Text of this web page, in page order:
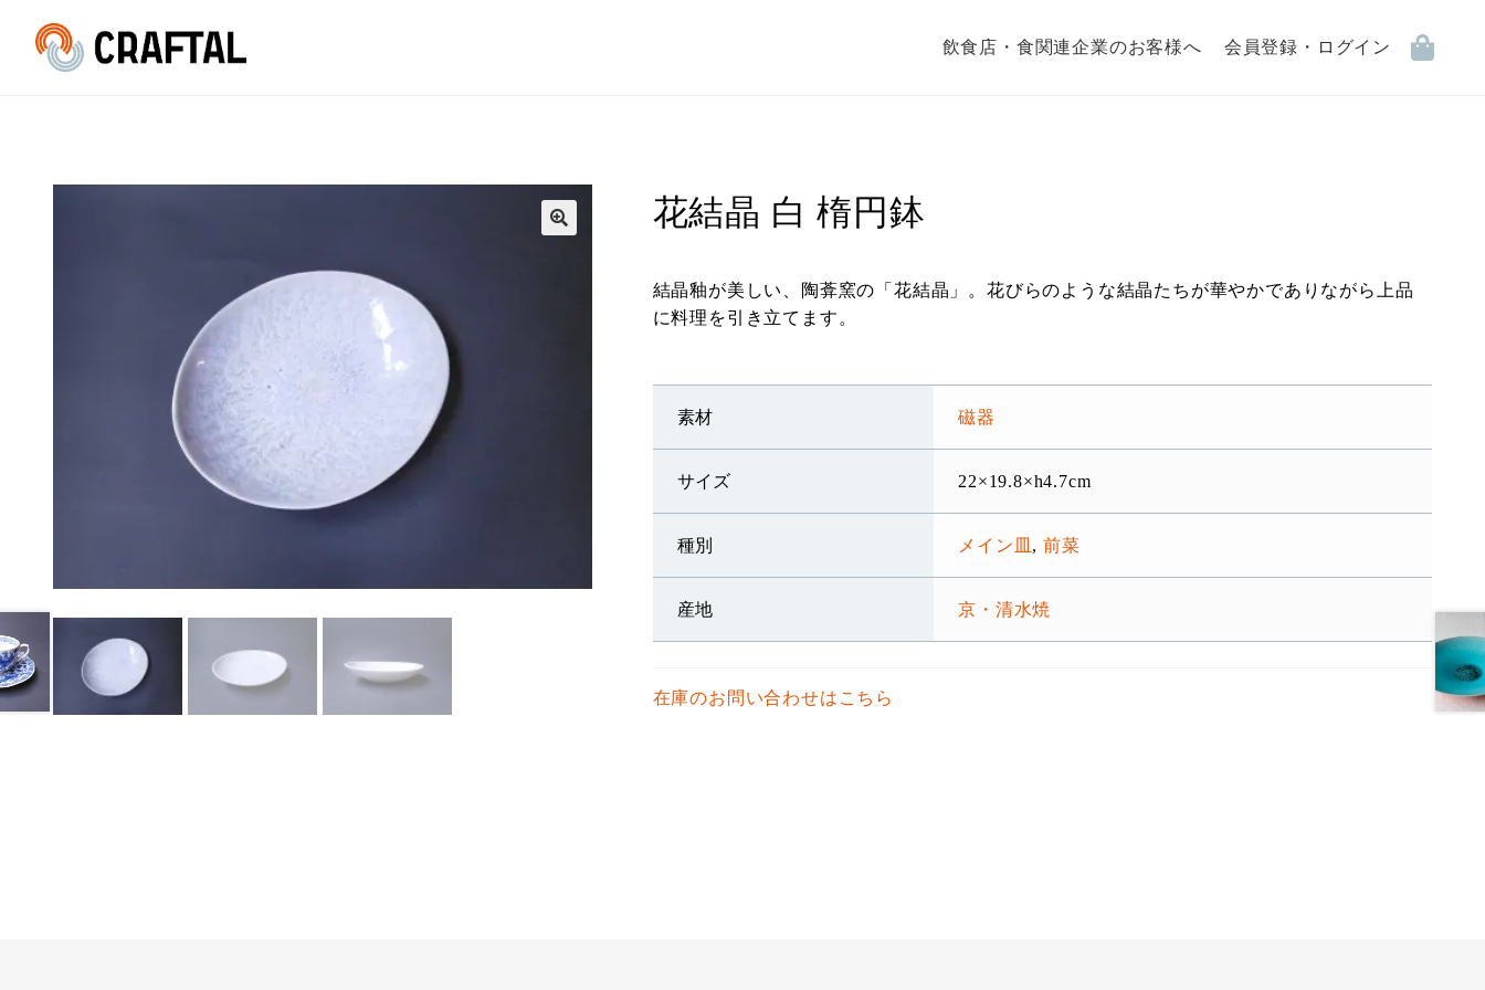
飲食店・食関連企業のお客様へ 会員登録・ログイン
花結晶 白 楕円鉢
結晶釉が美しい、陶葊窯の「花結晶」。花びらのような結晶たちが華やかでありながら上品
に料理を引き立てます。
素材 磁器
サイズ 22×19.8×h4.7cm
種別 メイン皿 ,前菜
産地 京・清水焼
在庫のお問い合わせはこちら